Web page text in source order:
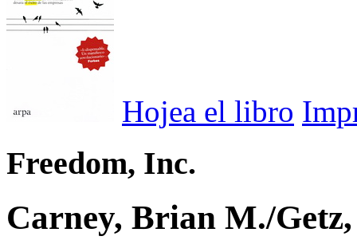
Hojea el libro
Freedom, Inc.
Carney, Brian M./